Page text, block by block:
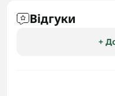
Відгуки
+